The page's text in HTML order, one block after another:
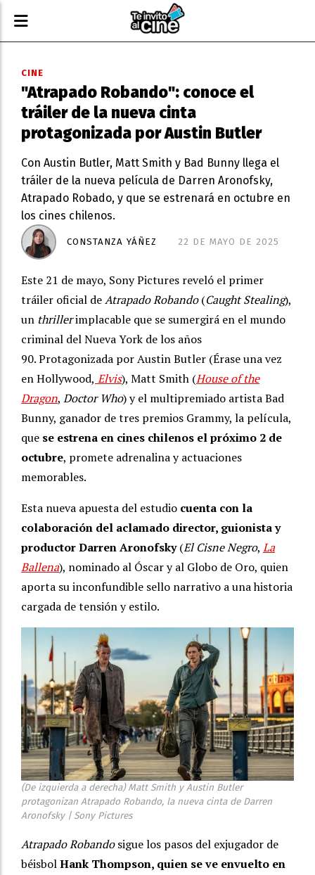
"Atrapado Robando": conoce el
tráiler de la nueva cinta
protagonizada por Austin Butler
Con Austin Butler, Matt Smith y Bad Bunny llega el
tráiler de la nueva película de Darren Aronofsky,
Atrapado Robado, y que se estrenará en octubre en
los cines chilenos.
CINE
22 DE MAYO DE 2025
CONSTANZA YÁÑEZ
Este 21 de mayo, Sony Pictures reveló el primer
tráiler oficial deAtrapado Robando(Caught Stealing),
un thrillerimplacable que se sumergirá en el mundo
criminal del Nueva York de los años
90. Protagonizada por Austin Butler (Érase una vez
en Hollywood, Elvis), Matt Smith (House of the
Dragon, Doctor Who) y el multipremiado artista Bad
Bunny, ganador de tres premios Grammy, la película,
que se estrena en cines chilenos el próximo 2 de
octubre, promete adrenalina y actuaciones
memorables.
Esta nueva apuesta del estudio cuenta con la
colaboración del aclamado director, guionista y
productor Darren Aronofsky(El Cisne Negro, La
Ballena), nominado al Óscar y al Globo de Oro, quien
aporta su inconfundible sello narrativo a una historia
cargada de tensión y estilo.
(De izquierda a derecha) Matt Smith y Austin Butler
protagonizan Atrapado Robando, la nueva cinta de Darren
Aronofsky | Sony Pictures
Atrapado Robandosigue los pasos del exjugador de
béisbolHank Thompson, quien se ve envuelto en